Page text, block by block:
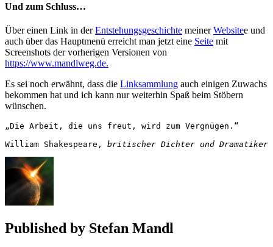
Und zum Schluss…
Über einen Link in derEntstehungsgeschichte meinerWebsitee und
auch über das Hauptmenü erreicht man jetzt eine Seite mit
Screenshots der vorherigen Versionen von
https://www.mandlweg.de.
Es sei noch erwähnt, dass die Linksammlung auch einigen Zuwachs
bekommen hat und ich kann nur weiterhin Spaß beim Stöbern
wünschen.
„Die Arbeit, die uns freut, wird zum Vergnügen.“
William Shakespeare, britischer Dichter und Dramatiker
Published by Stefan Mandl